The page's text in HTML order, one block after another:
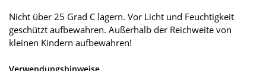
Nicht über 25 Grad C lagern. Vor Licht und Feuchtigkeit
geschützt aufbewahren. Außerhalb der Reichweite von
kleinen Kindern aufbewahren!